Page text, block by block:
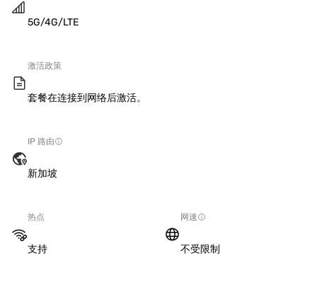
5G/4G/LTE
激活政策
套餐在连接到网络后激活。
IP 路由
新加坡
热点
支持
网速
不受限制